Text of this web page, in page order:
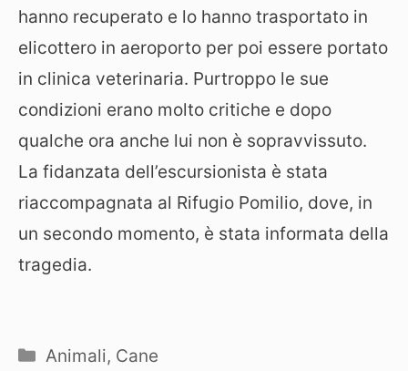
hanno recuperato e lo hanno trasportato in
elicottero in aeroporto per poi essere portato
in clinica veterinaria. Purtroppo le sue
condizioni erano molto critiche e dopo
qualche ora anche lui non è sopravvissuto.
La fidanzata dell’escursionista è stata
riaccompagnata al Rifugio Pomilio, dove, in
un secondo momento, è stata informata della
tragedia.
Categorie
Animali, Cane